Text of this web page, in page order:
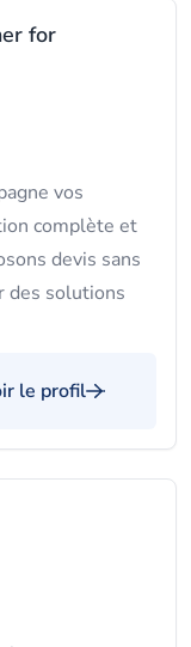
for
vos
complète et
devis sans
des solutions
le profil